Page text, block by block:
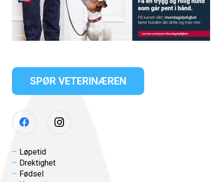
SPØR VETERINÆREN
Løpetid
Drektighet
Fødsel